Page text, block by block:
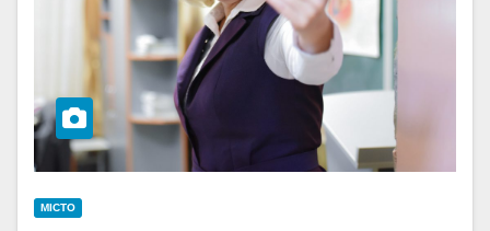
МІСТО